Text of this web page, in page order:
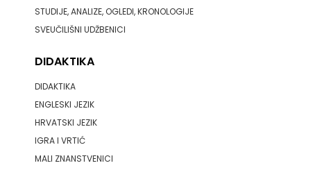
STUDIJE, ANALIZE, OGLEDI, KRONOLOGIJE
SVEUČILIŠNI UDŽBENICI
DIDAKTIKA
DIDAKTIKA
ENGLESKI JEZIK
HRVATSKI JEZIK
IGRA I VRTIĆ
MALI ZNANSTVENICI